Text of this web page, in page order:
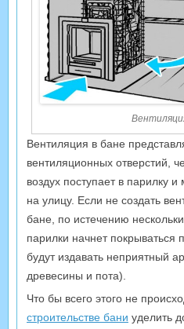
Вентиляция в бане
вентиляционных отверстий,
воздух поступает в парилку
на улицу. Если не создать
бане, по истечению
парилки начнет покрываться
будут издавать неприятный
древесины и пота).
Что бы всего этого не
строительстве бани уделить